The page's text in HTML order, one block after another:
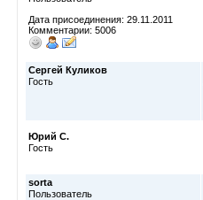
Дата присоединения: 29.11.2011
Комментарии: 5006
Сергей Куликов
Гость
Юрий С.
Гость
sorta
Пользователь